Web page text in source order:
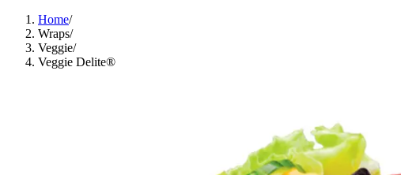
Home/
Wraps​​​​‌ ‍ ​‍​‍‌‍ ‌ ​‍‌‍‍‌‌‍‌ ‌‍‍‌‌‍ ‍​‍​‍​ ‍‍​‍​‍‌ ​ ‌‍​‌‌‍ ‍‌‍‍‌‌ ‌​‌ ‍‌​‍ ‍‌‍‍‌‌‍ ​‍​‍​‍ ​​‍​‍‌‍‍​‌ ​‍‌‍‌‌‌‍‌‍​‍​‍​ ‍‍​‍​‍‌‍‍​‌ ‌​‌ ‌​‌ ​​‌ ​ ​ ‍‍​‍ ​‍ ‌‍ ‍‌‍ ‌ ​‍‌‍‌​‌‍‍‌‌‍​ ​‍ ‌‌‍​‍‌‍‍‌‌ ‌​‌‍‌‌‌ ​ ​‍ ‌‌‍‌ ‌ ​‍‌‍ ‌ ‌‌‌ ​​​‍ ‌‌ ​ ‌ ‌​‌ ‌‌‌‍‌​‌‍‍‌‌‍ ​‍ ‍‌ ‌‍‌‍‌‌‌ ​‍‌‍​ ‌‍‌‌‌‍ ​​‍ ‍‌‍​‌‌ ​​‌ ​​​‍ ‌‍‍‌‌‍ ‍‌ ‌​‌‍‌‌‌‍ ‍‌ ‌​​‍ ‌‍‌‌‌‍‌​‌‍‍‌‌ ‌​​‍ ‌‍ ‌‌‍ ‌‍‌​‌‍‌‌​ ‌‌ ​​‌ ​‍‌‍‌‌‌ ​ ‌‍‌‌‌‍ ‍‌ ‌​‌‍​‌‌ ‌​‌‍‍‌‌‍ ‌‍ ‍​ ‍ ‌‍‍‌‌‍‌​​ ‌‌‍​‌‌‍‌‌‌‍‌‌​ ​‍‌‍​ ​ ​‌​ ​‍​ ‍​​‍ ‌‌‍‌‍‌‍​ ‌‍‌‌‌‍‌​​‍ ‌​ ‌​​ ​‍​ ​‍​ ‍‌​‍ ‌‌‍​‍​ ‌‍​ ‌‌‌‍​‌​‍ ‌‌‍​ ‌‍​ ‌‍​‌​ ​‌‌‍​‌​ ‌‌‌‍‌‌​ ​​​ ‌‌‌‍​‌‌‍‌​​ ​‌​ ‍ ‌ ‌​‌ ‍‌‌ ​​‌‍‌‌​ ‌‌‍​ ‌‍​‌‌ ‌​‌‍‌‌‌‍‌ ‌‍ ‌ ​‍‌ ‍‌​ ‍ ‌ ​​‌‍​‌‌ ‌​‌‍‍​​ ‌‌‍ ‍‌‍​‌‌‍ ‌‌‍‌‌​‍‌‌​ ‌‌‌​​‍‌‌ ‌‍‍ ‌‍‌‌‌ ‍‌​‍‌‌​ ​ ‌​‌​​‍‌‌​ ​ ‌​‌​​‍‌‌​ ​‍​ ​‍‌‍‌‌‌‍ ‍​‍‌‌​ ​‍​ ​‍​‍‌‌​ ‌‌‌​‌​​‍ ‍‌ ‌‍‌‍​‌‌‍ ​‌ ‌‌‌‍‌‌​ ‌‍​‍‌‍​‌‌ ​ ‌‍‌‌‌‌‌‌‌ ​‍‌‍ ​​ ‌‌‍‍​‌ ‌​‌ ‌​‌ ​​‌ ​ ​‍‌‌​ ​ ‌​​‌​‍‌‌​ ​‍‌​‌‍​‍‌‌​ ​‍‌​‌‍‌‍ ‍‌‍ ‌ ​‍‌‍‌​‌‍‍‌‌‍​ ​‍ ‌‌‍​‍‌‍‍‌‌ ‌​‌‍‌‌‌ ​ ​‍ ‌‌‍‌ ‌ ​‍‌‍ ‌ ‌‌‌ ​​​‍ ‌‌ ​ ‌ ‌​‌ ‌‌‌‍‌​‌‍‍‌‌‍ ​‍ ‍‌ ‌‍‌‍‌‌‌ ​‍‌‍​ ‌‍‌‌‌‍ ​​‍ ‍‌‍​‌‌ ​​‌ ​​​‍‌‍‌‍‍‌‌‍‌​​ ‌‌‍​‌‌‍‌‌‌‍‌‌​ ​‍‌‍​ ​ ​‌​ ​‍​ ‍​​‍ ‌‌‍‌‍‌‍​ ‌‍‌‌‌‍‌​​‍ ‌​ ‌​​ ​‍​ ​‍​ ‍‌​‍ ‌‌‍​‍​ ‌‍​ ‌‌‌‍​‌​‍ ‌‌‍​ ‌‍​ ‌‍​‌​ ​‌‌‍​‌​ ‌‌‌‍‌‌​ ​​​ ‌‌‌‍​‌‌‍‌​​ ​‌​‍‌‍‌ ‌​‌ ‍‌‌ ​​‌‍‌‌​ ‌‌‍​ ‌‍​‌‌ ‌​‌‍‌‌‌‍‌ ‌‍ ‌ ​‍‌ ‍‌​‍‌‍‌ ​​‌‍​‌‌ ‌​‌‍‍​​ ‌‌‍ ‍‌‍​‌‌‍ ‌‌‍‌‌​‍‌‌​ ‌‌‌​​‍‌‌ ‌‍‍ ‌‍‌‌‌ ‍‌​‍‌‌​ ​ ‌​‌​​‍‌‌​ ​ ‌​‌​​‍‌‌​ ​‍​ ​‍‌‍‌‌‌‍ ‍​‍‌‌​ ​‍​ ​‍​‍‌‌​ ‌‌‌​‌​​‍ ‍‌ ‌‍‌‍​‌‌‍ ​‌ ‌‌‌‍‌‌​‍‌‍‌ ​​‌‍‌‌‌ ​‍‌ ​ ‌ ​​‌‍‌‌‌‍​ ‌ ‌​‌‍‍‌‌ ‌‍‌‍‌‌​ ‌‌ ​​‌ ‌‌‌‍​‍‌‍ ​‌‍‍‌‌ ​ ‌‍‍​‌‍‌‌‌‍‌​​‍​‍‌ ‌/
Veggie​​​​‌ ‍ ​‍​‍‌‍ ‌ ​‍‌‍‍‌‌‍‌ ‌‍‍‌‌‍ ‍​‍​‍​ ‍‍​‍​‍‌ ​ ‌‍​‌‌‍ ‍‌‍‍‌‌ ‌​‌ ‍‌​‍ ‍‌‍‍‌‌‍ ​‍​‍​‍ ​​‍​‍‌‍‍​‌ ​‍‌‍‌‌‌‍‌‍​‍​‍​ ‍‍​‍​‍‌‍‍​‌ ‌​‌ ‌​‌ ​​‌ ​ ​ ‍‍​‍ ​‍ ‌‍ ‍‌‍ ‌ ​‍‌‍‌​‌‍‍‌‌‍​ ​‍ ‌‌‍​‍‌‍‍‌‌ ‌​‌‍‌‌‌ ​ ​‍ ‌‌‍‌ ‌ ​‍‌‍ ‌ ‌‌‌ ​​​‍ ‌‌ ​ ‌ ‌​‌ ‌‌‌‍‌​‌‍‍‌‌‍ ​‍ ‍‌ ‌‍‌‍‌‌‌ ​‍‌‍​ ‌‍‌‌‌‍ ​​‍ ‍‌‍​‌‌ ​​‌ ​​​‍ ‌‍‍‌‌‍ ‍‌ ‌​‌‍‌‌‌‍ ‍‌ ‌​​‍ ‌‍‌‌‌‍‌​‌‍‍‌‌ ‌​​‍ ‌‍ ‌‌‍ ‌‍‌​‌‍‌‌​ ‌‌ ​​‌ ​‍‌‍‌‌‌ ​ ‌‍‌‌‌‍ ‍‌ ‌​‌‍​‌‌ ‌​‌‍‍‌‌‍ ‌‍ ‍​ ‍ ‌‍‍‌‌‍‌​​ ‌​ ‌‍‌‍​‌​ ‌‍‌‍​ ‌‍‌‌‌‍​ ​ ​‍‌‍‌‍​‍ ‌​ ‍​‌‍​‌​ ‌​‌‍​ ​‍ ‌​ ‌​​ ​‍‌‍​ ​ ‌‍​‍ ‌​ ‍​​ ​​‌‍‌‍​ ‌‌​‍ ‌​ ‌ ‌‍​ ​ ‍‌‌‍​ ​ ‌‌​ ​​​ ​‍‌‍​ ​ ​‌​ ‌‌‌‍​ ​ ​‍​ ‍ ‌ ‌​‌ ‍‌‌ ​​‌‍‌‌​ ‌‌ ​ ‌ ‌‌‌‍​‍‌‍​ ‌‍​‌‌ ‌​‌‍‌‌‌‍‌ ‌‍ ‌ ​‍‌ ‍‌​ ‍ ‌ ​​‌‍​‌‌ ‌​‌‍‍​​ ‌‌‍ ‍‌‍​‌‌‍ ‌‌‍‌‌​‍‌‌​ ‌‌‌​​‍‌‌ ‌‍‍ ‌‍‌‌‌ ‍‌​‍‌‌​ ​ ‌​‌​​‍‌‌​ ​ ‌​‌​​‍‌‌​ ​‍​ ​‍‌‍‌‌‌‍ ‍​‍‌‌​ ​‍​ ​‍​‍‌‌​ ‌‌‌​‌​​‍ ‍‌ ‌‍‌‍​‌‌‍ ​‌ ‌‌‌‍‌‌​ ‌‍​‍‌‍​‌‌ ​ ‌‍‌‌‌‌‌‌‌ ​‍‌‍ ​​ ‌‌‍‍​‌ ‌​‌ ‌​‌ ​​‌ ​ ​‍‌‌​ ​ ‌​​‌​‍‌‌​ ​‍‌​‌‍​‍‌‌​ ​‍‌​‌‍‌‍ ‍‌‍ ‌ ​‍‌‍‌​‌‍‍‌‌‍​ ​‍ ‌‌‍​‍‌‍‍‌‌ ‌​‌‍‌‌‌ ​ ​‍ ‌‌‍‌ ‌ ​‍‌‍ ‌ ‌‌‌ ​​​‍ ‌‌ ​ ‌ ‌​‌ ‌‌‌‍‌​‌‍‍‌‌‍ ​‍ ‍‌ ‌‍‌‍‌‌‌ ​‍‌‍​ ‌‍‌‌‌‍ ​​‍ ‍‌‍​‌‌ ​​‌ ​​​‍‌‍‌‍‍‌‌‍‌​​ ‌​ ‌‍‌‍​‌​ ‌‍‌‍​ ‌‍‌‌‌‍​ ​ ​‍‌‍‌‍​‍ ‌​ ‍​‌‍​‌​ ‌​‌‍​ ​‍ ‌​ ‌​​ ​‍‌‍​ ​ ‌‍​‍ ‌​ ‍​​ ​​‌‍‌‍​ ‌‌​‍ ‌​ ‌ ‌‍​ ​ ‍‌‌‍​ ​ ‌‌​ ​​​ ​‍‌‍​ ​ ​‌​ ‌‌‌‍​ ​ ​‍​‍‌‍‌ ‌​‌ ‍‌‌ ​​‌‍‌‌​ ‌‌ ​ ‌ ‌‌‌‍​‍‌‍​ ‌‍​‌‌ ‌​‌‍‌‌‌‍‌ ‌‍ ‌ ​‍‌ ‍‌​‍‌‍‌ ​​‌‍​‌‌ ‌​‌‍‍​​ ‌‌‍ ‍‌‍​‌‌‍ ‌‌‍‌‌​‍‌‌​ ‌‌‌​​‍‌‌ ‌‍‍ ‌‍‌‌‌ ‍‌​‍‌‌​ ​ ‌​‌​​‍‌‌​ ​ ‌​‌​​‍‌‌​ ​‍​ ​‍‌‍‌‌‌‍ ‍​‍‌‌​ ​‍​ ​‍​‍‌‌​ ‌‌‌​‌​​‍ ‍‌ ‌‍‌‍​‌‌‍ ​‌ ‌‌‌‍‌‌​‍‌‍‌ ​​‌‍‌‌‌ ​‍‌ ​ ‌ ​​‌‍‌‌‌‍​ ‌ ‌​‌‍‍‌‌ ‌‍‌‍‌‌​ ‌‌ ​​‌ ‌‌‌‍​‍‌‍ ​‌‍‍‌‌ ​ ‌‍‍​‌‍‌‌‌‍‌​​‍​‍‌ ‌/
Veggie Delite®​​​​‌ ‍ ​‍​‍‌‍ ‌ ​‍‌‍‍‌‌‍‌ ‌‍‍‌‌‍ ‍​‍​‍​ ‍‍​‍​‍‌ ​ ‌‍​‌‌‍ ‍‌‍‍‌‌ ‌​‌ ‍‌​‍ ‍‌‍‍‌‌‍ ​‍​‍​‍ ​​‍​‍‌‍‍​‌ ​‍‌‍‌‌‌‍‌‍​‍​‍​ ‍‍​‍​‍‌‍‍​‌ ‌​‌ ‌​‌ ​​‌ ​ ​ ‍‍​‍ ​‍ ‌‍ ‍‌‍ ‌ ​‍‌‍‌​‌‍‍‌‌‍​ ​‍ ‌‌‍​‍‌‍‍‌‌ ‌​‌‍‌‌‌ ​ ​‍ ‌‌‍‌ ‌ ​‍‌‍ ‌ ‌‌‌ ​​​‍ ‌‌ ​ ‌ ‌​‌ ‌‌‌‍‌​‌‍‍‌‌‍ ​‍ ‍‌ ‌‍‌‍‌‌‌ ​‍‌‍​ ‌‍‌‌‌‍ ​​‍ ‍‌‍​‌‌ ​​‌ ​​​‍ ‌‍‍‌‌‍ ‍‌ ‌​‌‍‌‌‌‍ ‍‌ ‌​​‍ ‌‍‌‌‌‍‌​‌‍‍‌‌ ‌​​‍ ‌‍ ‌‌‍ ‌‍‌​‌‍‌‌​ ‌‌ ​​‌ ​‍‌‍‌‌‌ ​ ‌‍‌‌‌‍ ‍‌ ‌​‌‍​‌‌ ‌​‌‍‍‌‌‍ ‌‍ ‍​ ‍ ‌‍‍‌‌‍‌​​ ‌​ ‌‍​ ​‍​ ‍‌​ ‌‍‌‍​‌‌‍‌‍​ ‌‌‌‍‌​​‍ ‌​ ​​​ ‌ ‌‍​ ​ ‍​​‍ ‌​ ‌​​ ‌‍​ ‌‍​ ‍​​‍ ‌‌‍​‌​ ‌‍​ ​‍​ ‌‌​‍ ‌‌‍‌​​ ​‌​ ​​‌‍​‌​ ​​‌‍​‌‌‍​ ​ ​‍‌‍‌‌​ ‍‌​ ‌‌​ ‌‌​ ‍ ‌ ‌​‌ ‍‌‌ ​​‌‍‌‌​ ‌‌ ​​‌ ​‍‌‍ ‌‍‌​‌ ‌‌‌‍​ ‌ ‌​​ ‍ ‌ ​​‌‍​‌‌ ‌​‌‍‍​​ ‌‌‍ ‍‌‍​‌‌‍ ‌‌‍‌‌​‍‌‌​ ‌‌‌​​‍‌‌ ‌‍‍ ‌‍‌‌‌ ‍‌​‍‌‌​ ​ ‌​‌​​‍‌‌​ ​ ‌​‌​​‍‌‌​ ​‍​ ​‍‌‍‌‌‌‍ ‍​‍‌‌​ ​‍​ ​‍​‍‌‌​ ‌‌‌​‌​​‍ ‍‌ ‌‍‌‍​‌‌‍ ​‌ ‌‌‌‍‌‌​ ‌‍​‍‌‍​‌‌ ​ ‌‍‌‌‌‌‌‌‌ ​‍‌‍ ​​ ‌‌‍‍​‌ ‌​‌ ‌​‌ ​​‌ ​ ​‍‌‌​ ​ ‌​​‌​‍‌‌​ ​‍‌​‌‍​‍‌‌​ ​‍‌​‌‍‌‍ ‍‌‍ ‌ ​‍‌‍‌​‌‍‍‌‌‍​ ​‍ ‌‌‍​‍‌‍‍‌‌ ‌​‌‍‌‌‌ ​ ​‍ ‌‌‍‌ ‌ ​‍‌‍ ‌ ‌‌‌ ​​​‍ ‌‌ ​ ‌ ‌​‌ ‌‌‌‍‌​‌‍‍‌‌‍ ​‍ ‍‌ ‌‍‌‍‌‌‌ ​‍‌‍​ ‌‍‌‌‌‍ ​​‍ ‍‌‍​‌‌ ​​‌ ​​​‍‌‍‌‍‍‌‌‍‌​​ ‌​ ‌‍​ ​‍​ ‍‌​ ‌‍‌‍​‌‌‍‌‍​ ‌‌‌‍‌​​‍ ‌​ ​​​ ‌ ‌‍​ ​ ‍​​‍ ‌​ ‌​​ ‌‍​ ‌‍​ ‍​​‍ ‌‌‍​‌​ ‌‍​ ​‍​ ‌‌​‍ ‌‌‍‌​​ ​‌​ ​​‌‍​‌​ ​​‌‍​‌‌‍​ ​ ​‍‌‍‌‌​ ‍‌​ ‌‌​ ‌‌​‍‌‍‌ ‌​‌ ‍‌‌ ​​‌‍‌‌​ ‌‌ ​​‌ ​‍‌‍ ‌‍‌​‌ ‌‌‌‍​ ‌ ‌​​‍‌‍‌ ​​‌‍​‌‌ ‌​‌‍‍​​ ‌‌‍ ‍‌‍​‌‌‍ ‌‌‍‌‌​‍‌‌​ ‌‌‌​​‍‌‌ ‌‍‍ ‌‍‌‌‌ ‍‌​‍‌‌​ ​ ‌​‌​​‍‌‌​ ​ ‌​‌​​‍‌‌​ ​‍​ ​‍‌‍‌‌‌‍ ‍​‍‌‌​ ​‍​ ​‍​‍‌‌​ ‌‌‌​‌​​‍ ‍‌ ‌‍‌‍​‌‌‍ ​‌ ‌‌‌‍‌‌​‍‌‍‌ ​​‌‍‌‌‌ ​‍‌ ​ ‌ ​​‌‍‌‌‌‍​ ‌ ‌​‌‍‍‌‌ ‌‍‌‍‌‌​ ‌‌ ​​‌ ‌‌‌‍​‍‌‍ ​‌‍‍‌‌ ​ ‌‍‍​‌‍‌‌‌‍‌​​‍​‍‌ ‌